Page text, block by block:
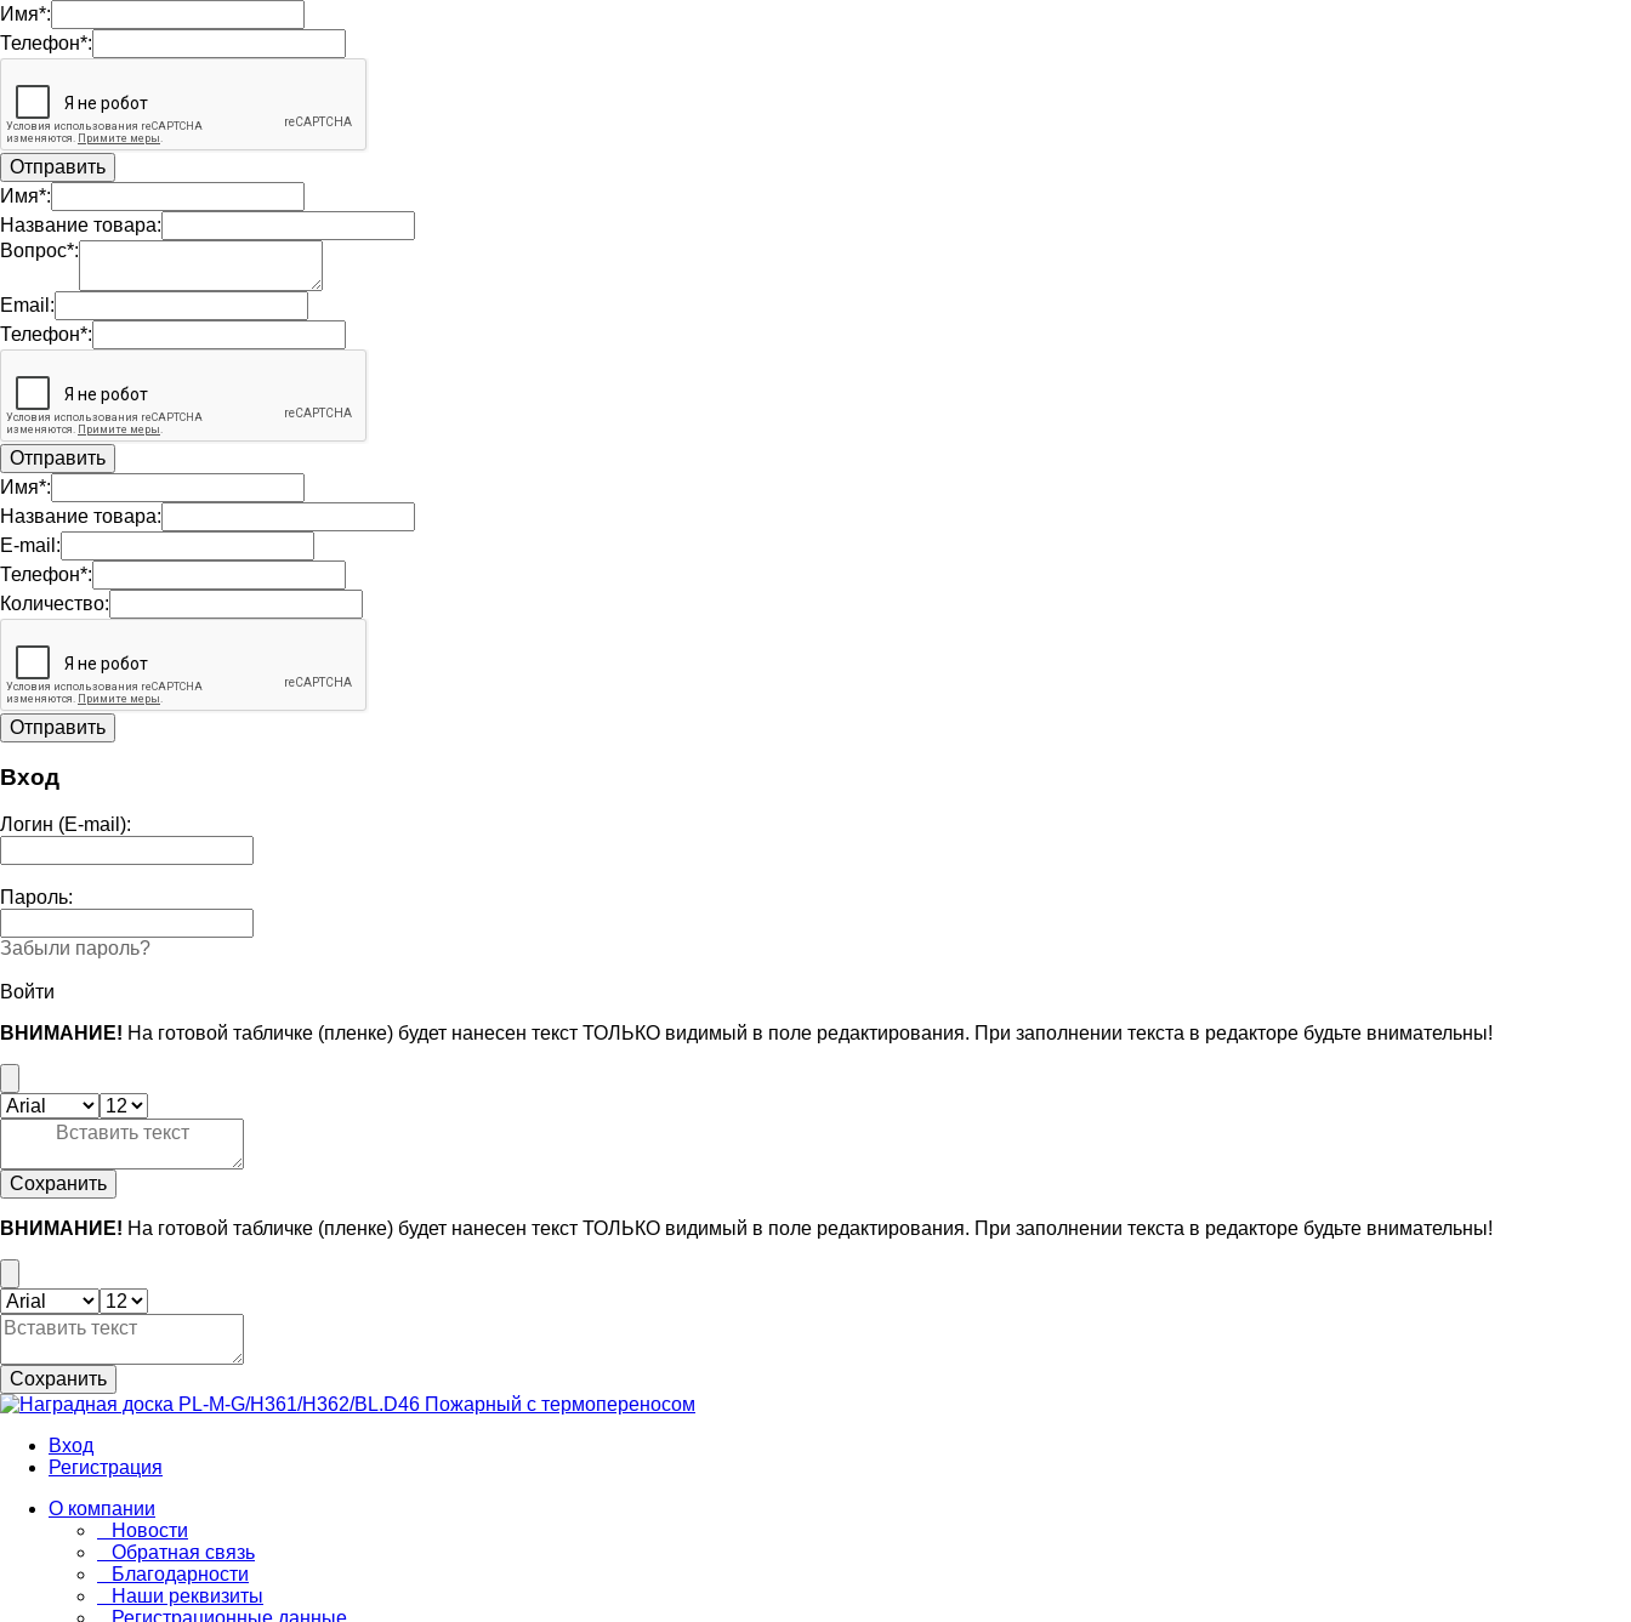
Имя*:
Телефон*:
Имя*:
Название товара:
Вопрос*:
Email:
Телефон*:
Имя*:
Название товара:
E-mail:
Телефон*:
Количество:
Вход
Логин (E-mail):
Пароль:
Забыли пароль?
Войти
ВНИМАНИЕ! На готовой табличке (пленке) будет нанесен текст ТОЛЬКО видимый в поле редактирования. При заполнении текста в редакторе будьте внимательны!
Сохранить
ВНИМАНИЕ! На готовой табличке (пленке) будет нанесен текст ТОЛЬКО видимый в поле редактирования. При заполнении текста в редакторе будьте внимательны!
Сохранить
Вход
Регистрация
О компании
Новости
Обратная связь
Благодарности
Наши реквизиты